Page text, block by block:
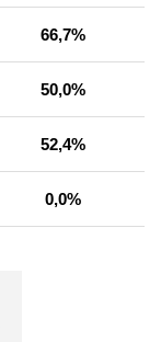
66,7%
50,0%
52,4%
0,0%